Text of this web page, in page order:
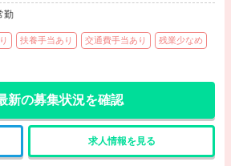
勤
扶養手当あり 交通費手当あり 残業少なめ
新の募集状況を確認
求人情報を見る